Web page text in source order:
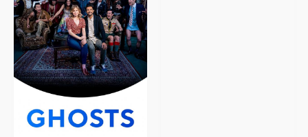
HD (720P)
cериал
Fate: The Winx Saga